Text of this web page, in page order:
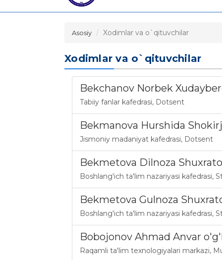
Asosiy Xodimlar va o`qituvchilar
Xodimlar va o`qituvchilar
Bekchanov Norbek
Tabiiy fanlar kafedrasi, Dotsent
Bekmanova Hurshida
Jismoniy madaniyat kafedrasi, Dotsent
Bekmetova Dilnoza
Boshlang'ich ta'lim nazariyasi kafedrasi,
Bekmetova Gulnoza
Boshlang'ich ta'lim nazariyasi kafedrasi,
Bobojonov Ahmad Anvar
Raqamli ta'lim texnologiyalari markazi,